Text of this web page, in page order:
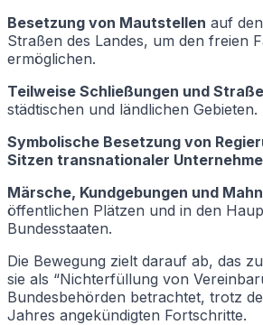
Besetzung von Mautstellen auf
Straßen des Landes, um den freien
ermöglichen.
Teilweise Schließungen und
städtischen und ländlichen Gebieten.
Symbolische Besetzung von
Sitzen transnationaler
Märsche, Kundgebungen und
öffentlichen Plätzen und in den
Bundesstaaten.
Die Bewegung zielt darauf ab, das
sie als “Nichterfüllung von
Bundesbehörden betrachtet, trotz
Jahres angekündigten Fortschritte.